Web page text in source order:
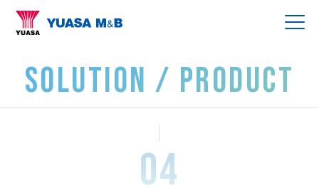
SOLUTION / PRODUCT